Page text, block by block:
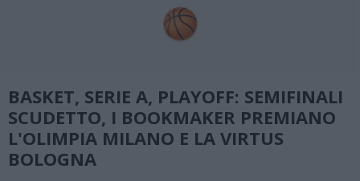
BASKET, SERIE A, PLAYOFF: SEMIFINALI
SCUDETTO, I BOOKMAKER PREMIANO
L'OLIMPIA MILANO E LA VIRTUS
BOLOGNA